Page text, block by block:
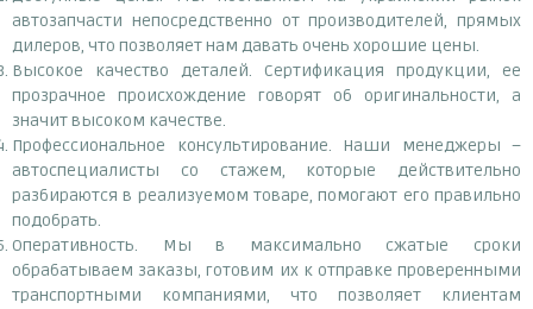
автозапчасти непосредственно от производителей, прямых
дилеров, что позволяет нам давать очень хорошие цены.
Высокое качество деталей. Сертификация продукции, ее
прозрачное происхождение говорят об оригинальности, а
значит высоком качестве.
Профессиональное консультирование. Наши менеджеры –
автоспециалисты со стажем, которые действительно
разбираются в реализуемом товаре, помогают его правильно
подобрать.
Оперативность. Мы в максимально сжатые сроки
обрабатываем заказы, готовим их к отправке проверенными
транспортными компаниями, что позволяет клиентам